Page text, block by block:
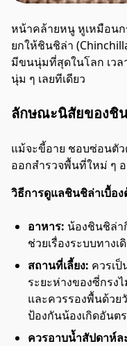
หน้าคล้ายหนู หูเหมือนก
ยกให้ชินชิล่า
มีขนนุ่มที่สุดในโลก เว
นุ่ม ๆ เลยทีเดียว
ลักษณะนิสัยของชิ
แม้จะขี้อาย ชอบซ่อนตั
ออกสำรวจพื้นที่ใหม่ ๆ
วิธีการดูแลชินชิล่าเบื้อ
อาหาร: น้องชินชิล่า
ช่วยเรื่องระบบทางเ
สถานที่เลี้ยง: ควรเ
ระยะห่างของซี่กรง
และควรรองพื้นด้วย
ป้องกันน้องเกิดอันต
ควรอาบน้ำสัปดาห์ล